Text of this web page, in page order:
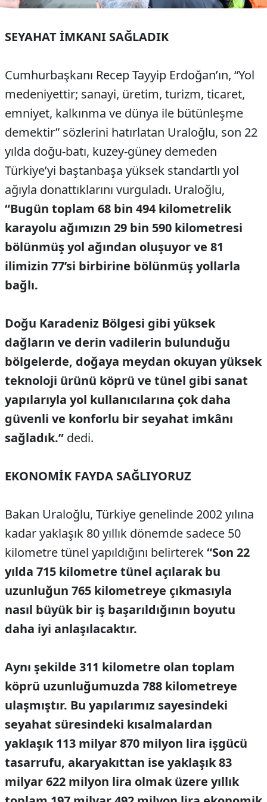
SEYAHAT İMKANI SAĞLADIK
Cumhurbaşkanı Recep Tayyip Erdoğan’ın, “Yol
medeniyettir; sanayi, üretim, turizm, ticaret,
emniyet, kalkınma ve dünya ile bütünleşme
demektir” sözlerini hatırlatan Uraloğlu, son 22
yılda doğu-batı, kuzey-güney demeden
Türkiye’yi baştanbaşa yüksek standartlı yol
ağıyla donattıklarını vurguladı. Uraloğlu,
“Bugün toplam 68 bin 494 kilometrelik
karayolu ağımızın 29 bin 590 kilometresi
bölünmüş yol ağından oluşuyor ve 81
ilimizin 77’si birbirine bölünmüş yollarla
bağlı.
Doğu Karadeniz Bölgesi gibi yüksek
dağların ve derin vadilerin bulunduğu
bölgelerde, doğaya meydan okuyan yüksek
teknoloji ürünü köprü ve tünel gibi sanat
yapılarıyla yol kullanıcılarına çok daha
güvenli ve konforlu bir seyahat imkânı
sağladık.” dedi.
EKONOMİK FAYDA SAĞLIYORUZ
Bakan Uraloğlu, Türkiye genelinde 2002 yılına
kadar yaklaşık 80 yıllık dönemde sadece 50
kilometre tünel yapıldığını belirterek“Son 22
yılda 715 kilometre tünel açılarak bu
uzunluğun 765 kilometreye çıkmasıyla
nasıl büyük bir iş başarıldığının boyutu
daha iyi anlaşılacaktır.
Aynı şekilde 311 kilometre olan toplam
köprü uzunluğumuzda 788 kilometreye
ulaşmıştır. Bu yapılarımız sayesindeki
seyahat süresindeki kısalmalardan
yaklaşık 113 milyar 870 milyon lira işgücü
tasarrufu, akaryakıttan ise yaklaşık 83
milyar 622 milyon lira olmak üzere yıllık